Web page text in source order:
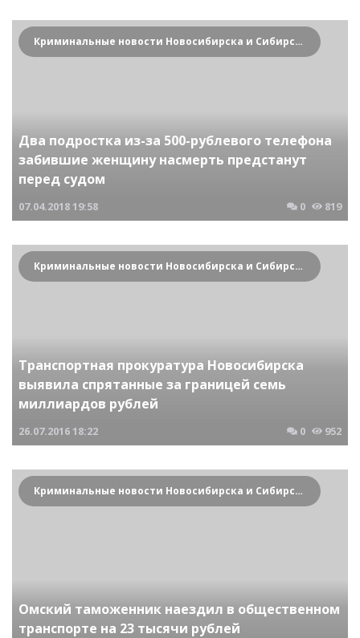
Криминальные новости Новосибирска и Сибирского региона
Два подростка из-за 500-рублевого телефона
забившие женщину насмерть предстанут
перед судом
07.04.201819:58 0 819
Криминальные новости Новосибирска и Сибирского региона
Транспортная прокуратура Новосибирска
выявила спрятанные за границей семь
миллиардов рублей
26.07.201618:22 0 952
Криминальные новости Новосибирска и Сибирского региона
Омский таможенник наездил в общественном
транспорте на 23 тысячи рублей